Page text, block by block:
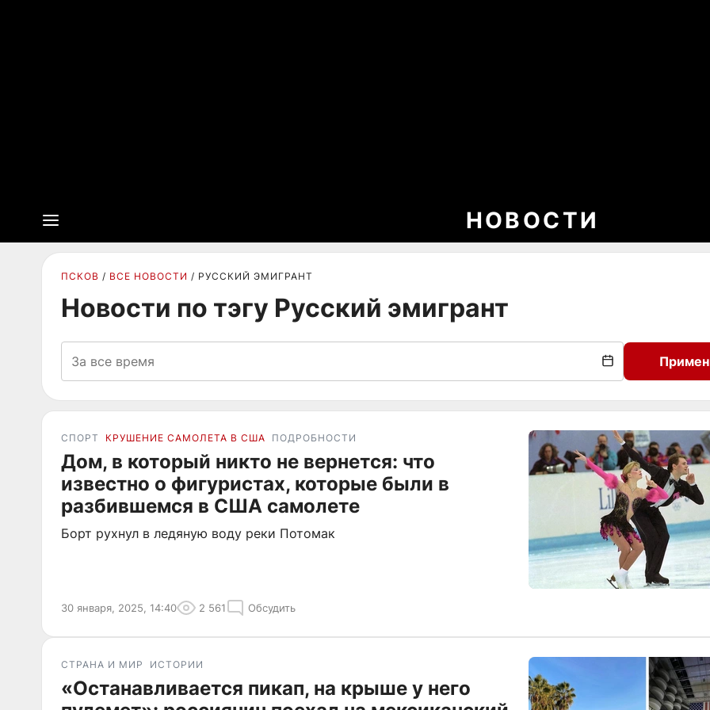
НОВОСТИ
ПСКОВ ВСЕ НОВОСТИ РУССКИЙ ЭМИГРАНТ
Новости по тэгу Русский эмигрант
СПОРТ КРУШЕНИЕ САМОЛЕТА В США ПОДРОБНОСТИ
Дом, в который никто не вернется: что
известно о фигуристах, которые были в
разбившемся в США самолете
Борт рухнул в ледяную воду реки Потомак
30 января, 2025, 14:40 2 561 Обсудить
СТРАНА И МИР ИСТОРИИ
«Останавливается пикап, на крыше у него